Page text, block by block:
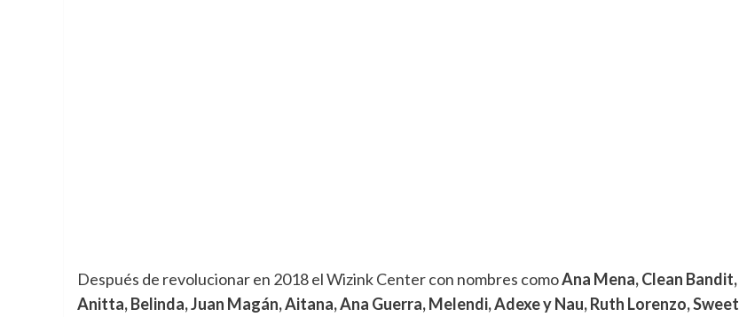
Después de revolucionar en 2018 el Wizink Center con nombres comoAna Mena, Clean Bandit,
Anitta, Belinda, Juan Magán, Aitana, Ana Guerra, Melendi, Adexe y Nau, Ruth Lorenzo, Sweet